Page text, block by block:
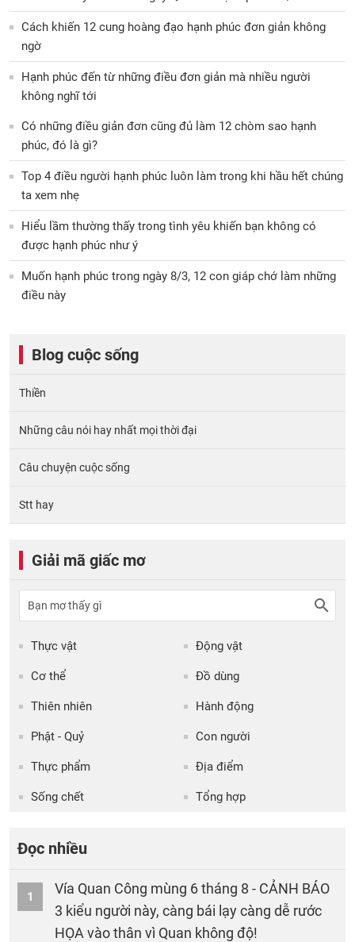
Cách khiến 12 cung hoàng đạo hạnh phúc đơn giản không
ngờ
Hạnh phúc đến từ những điều đơn giản mà nhiều người
không nghĩ tới
Có những điều giản đơn cũng đủ làm 12 chòm sao hạnh
phúc, đó là gì?
Top 4 điều người hạnh phúc luôn làm trong khi hầu hết chúng
ta xem nhẹ
Hiểu lầm thường thấy trong tình yêu khiến bạn không có
được hạnh phúc như ý
Muốn hạnh phúc trong ngày 8/3, 12 con giáp chớ làm những
điều này
Blog cuộc sống
Thiền
Những câu nói hay nhất mọi thời đại
Câu chuyện cuộc sống
Stt hay
Giải mã giấc mơ
Thực vật Động vật
Cơ thể Đồ dùng
Thiên nhiên Hành động
Phật - Quỷ Con người
Thực phẩm Địa điểm
Sống chết Tổng hợp
Đọc nhiều
1
Vía Quan Công mùng 6 tháng 8 - CẢNH BÁO
3 kiểu người này, càng bái lạy càng dễ rước
HỌA vào thân vì Quan không độ!